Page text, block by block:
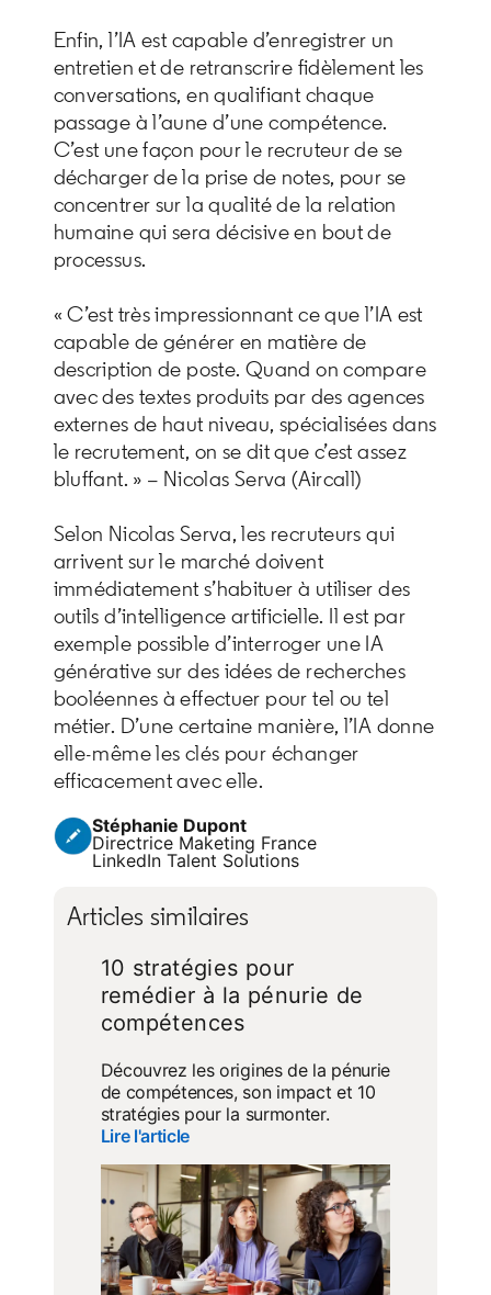
Enfin, l’IA est capable d’enregistrer un
entretien et de retranscrire fidèlement les
conversations, en qualifiant chaque
passage à l’aune d’une compétence.
C’est une façon pour le recruteur de se
décharger de la prise de notes, pour se
concentrer sur la qualité de la relation
humaine qui sera décisive en bout de
processus.
« C’est très impressionnant ce que l’IA est
capable de générer en matière de
description de poste. Quand on compare
avec des textes produits par des agences
externes de haut niveau, spécialisées dans
le recrutement, on se dit que c’est assez
bluffant. » – Nicolas Serva (Aircall)
Selon Nicolas Serva, les recruteurs qui
arrivent sur le marché doivent
immédiatement s’habituer à utiliser des
outils d’intelligence artificielle. Il est par
exemple possible d’interroger une IA
générative sur des idées de recherches
booléennes à effectuer pour tel ou tel
métier. D’une certaine manière, l’IA donne
elle-même les clés pour échanger
efficacement avec elle.
Stéphanie Dupont
Directrice Maketing France
LinkedIn Talent Solutions
Articles similaires
10 stratégies pour
remédier à la pénurie de
compétences
Découvrez les origines de la pénurie
de compétences, son impact et 10
stratégies pour la surmonter.
Lire l'article